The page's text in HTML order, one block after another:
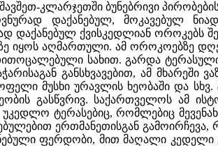
კლარჯეთში ბუნებრივი
დაქანებულ, მოკავებულ
დაქანებულ ქვისკედლიან ოროკებს
იყოს აღმართული. ამ ოროკოებზე
სახით. გარდა
განსხვავებით, ამ
მუსხი ურავლის ხეობაში და სხვ.
გასწვრივ. საქართველოს ამ
უკედლო ტერასებიც, რომლებიც
ერთმანეთისგან
ფერდობი, მით მაღალი კედელი